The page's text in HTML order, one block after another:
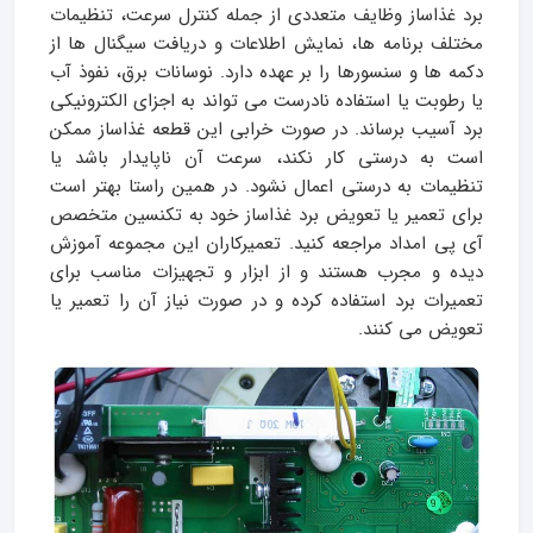
برد غذاساز وظایف متعددی از جمله کنترل سرعت، تنظیمات
مختلف برنامه ها، نمایش اطلاعات و دریافت سیگنال ها از
دکمه ها و سنسورها را بر عهده دارد. نوسانات برق، نفوذ آب
یا رطوبت یا استفاده نادرست می تواند به اجزای الکترونیکی
برد آسیب برساند. در صورت خرابی این قطعه غذاساز ممکن
است به درستی کار نکند، سرعت آن ناپایدار باشد یا
تنظیمات به درستی اعمال نشود. در همین راستا بهتر است
برای تعمیر یا تعویض برد غذاساز خود به تکنسین متخصص
آی پی امداد مراجعه کنید. تعمیرکاران این مجموعه آموزش
دیده و مجرب هستند و از ابزار و تجهیزات مناسب برای
تعمیرات برد استفاده کرده و در صورت نیاز آن را تعمیر یا
تعویض می کنند.